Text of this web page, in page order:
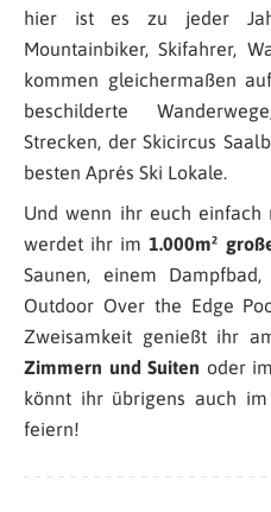
hier ist es zu jeder
Mountainbiker, Skifahrer,
kommen gleichermaßen
beschilderte
Strecken, der Skicircus
besten Aprés Ski Lokale.
Und wenn ihr euch einfach
werdet ihr im 1.000m²
Saunen, einem
Outdoor Over the Edge
Zweisamkeit genießt ihr
Zimmern und Suiten oder
könnt ihr übrigens auch
feiern!